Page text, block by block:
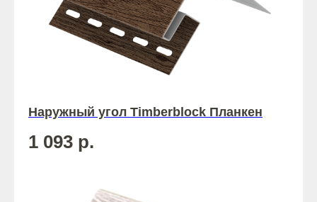
Наружный угол Timberblock Планкен
1 093 р.